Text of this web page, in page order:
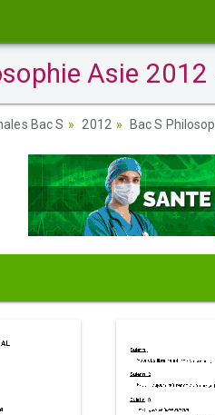
Asie 2012
Bac S 2012 Bac S